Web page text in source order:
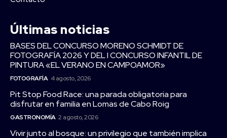
Últimas noticias
BASES DEL CONCURSO MORENO SCHMIDT DE
FOTOGRAFÍA 2026 Y DEL I CONCURSO INFANTIL DE
PINTURA «EL VERANO EN CAMPOAMOR»
FOTOGRAFÍA 4 agosto, 2026
Pit Stop Food Race: una parada obligatoria para
disfrutar en familia en Lomas de Cabo Roig
GASTRONOMÍA 2 agosto, 2026
Vivir junto al bosque: un privilegio que también implica